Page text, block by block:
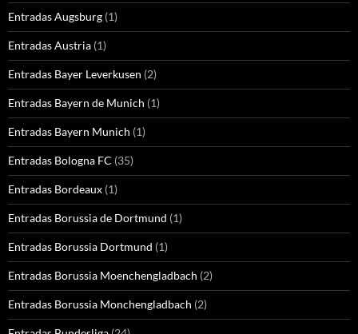
Entradas Augsburg (1)
Entradas Austria (1)
Entradas Bayer Leverkusen (2)
Entradas Bayern de Munich (1)
Entradas Bayern Munich (1)
Entradas Bologna FC (35)
Entradas Bordeaux (1)
Entradas Borussia de Dortmund (1)
Entradas Borussia Dortmund (1)
Entradas Borussia Moenchengladbach (2)
Entradas Borussia Monchengladbach (2)